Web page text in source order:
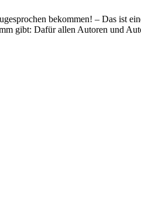
bekommen! – Das ist
gibt: Dafür allen Autoren und